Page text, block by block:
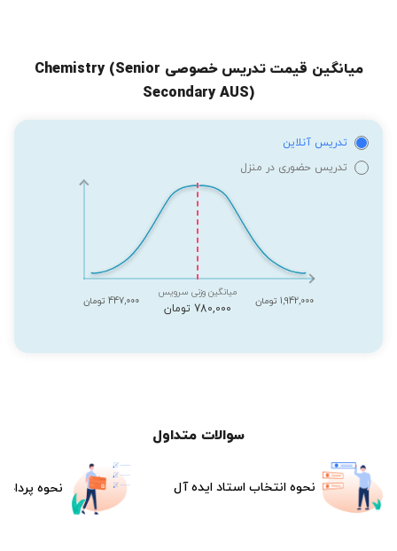
میانگین قیمت تدریس خصوصی Chemistry (Senior
Secondary AUS)
تدریس آنلاین
تدریس حضوری در منزل
1,942,000 تومان
میانگین وزنی سرویس
780,000 تومان
447,000 تومان
سوالات متداول
نحوه انتخاب استاد ایده آل نحوه